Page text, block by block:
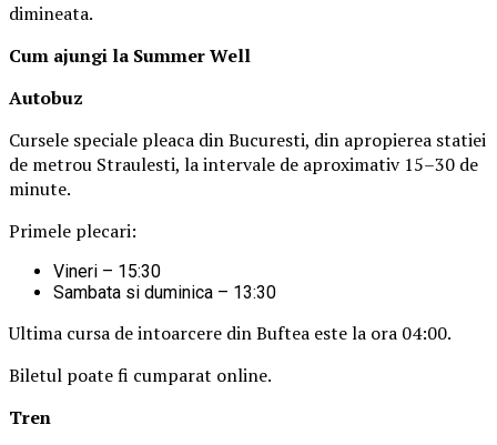
dimineata.
Cum ajungi la Summer Well
Autobuz
Cursele speciale pleaca din Bucuresti, din apropierea statiei
de metrou Straulesti, la intervale de aproximativ 15–30 de
minute.
Primele plecari:
Vineri – 15:30
Sambata si duminica – 13:30
Ultima cursa de intoarcere din Buftea este la ora 04:00.
Biletul poate fi cumparat online.
Tren